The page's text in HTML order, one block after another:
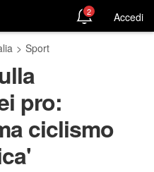
2 Accedi
> Sport
pro:
ciclismo